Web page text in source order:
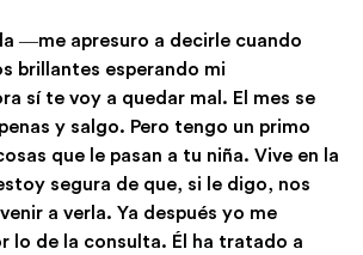
―me apresuro a decirle cuando
brillantes esperando mi
sí te voy a quedar mal. El mes se
y salgo. Pero tengo un primo
que le pasan a tu niña. Vive en la
segura de que, si le digo, nos
a verla. Ya después yo me
lo de la consulta. Él ha tratado a